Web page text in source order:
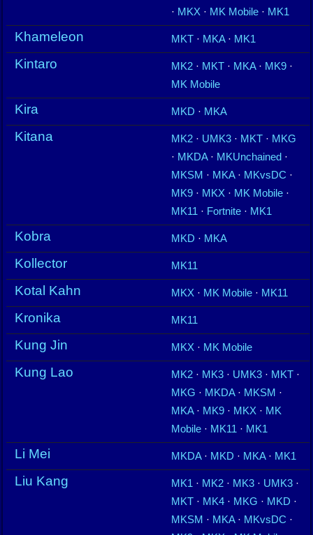
· MKX · MK Mobile · MK1
Khameleon MKT · MKA· MK1
Kintaro MK2 · MKT · MKA· MK9 ·
MK Mobile
Kira MKD · MKA
Kitana MK2 · UMK3 · MKT · MKG
· MKDA· MKUnchained ·
MKSM · MKA· MKvsDC ·
MK9 · MKX · MK Mobile ·
MK11 · Fortnite · MK1
Kobra MKD · MKA
Kollector MK11
Kotal Kahn MKX · MK Mobile · MK11
Kronika MK11
Kung Jin MKX · MK Mobile
Kung Lao MK2 · MK3 · UMK3 · MKT ·
MKG · MKDA· MKSM ·
MKA· MK9 · MKX · MK
Mobile · MK11 · MK1
Li Mei MKDA· MKD · MKA· MK1
Liu Kang MK1 · MK2 · MK3 · UMK3 ·
MKT · MK4 · MKG · MKD ·
MKSM · MKA· MKvsDC ·